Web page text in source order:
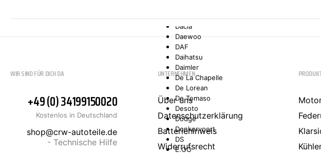
Dacia
Daewoo
DAF
Daihatsu
Daimler
De La Chapelle
De Lorean
De Tomaso
Desoto
Dodge
Donkervoort
DS
E.GO
WIR SIND FÜR DICH DA
+49 (0) 34199150020
Kostenlos in Deutschland
shop@crw-autoteile.de
- Technische Hilfe
UNTERNEHMEN
Über uns
Datenschutzerklärung
Batteriehinweis
Widerrufsrecht